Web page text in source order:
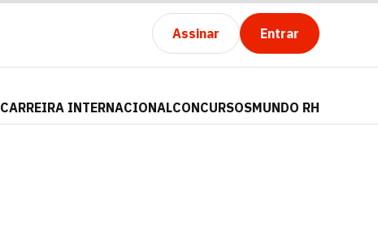
Assinar Entrar
CARREIRA INTERNACIONALCONCURSOSMUNDO RH